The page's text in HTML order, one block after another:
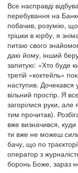
Все насправді
перебування на
побачив, розумію, що
трішки в юрбу, я
питаю свого
даю йому, інший беру
запитую: «Хто буде
третій «коктейль»
наступив. Дочекався
вільний простір. Я
загорілися руки,
тим прочитав).
вже визначився, куди
ти вже не можеш
бачу, що по
оператор з
боронь Боже, зараз